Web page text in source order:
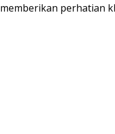
perhatian